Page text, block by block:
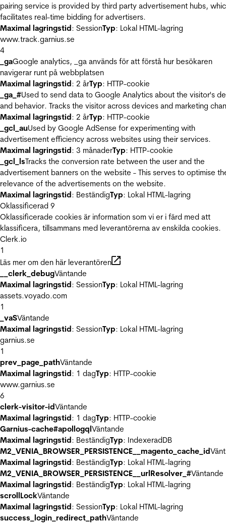
pairing service is provided by third party advertisement hubs,
facilitates real-time bidding for advertisers.
Maximal lagringstid: SessionTyp: Lokal HTML-lagring
www.track.garnius.se
4
_gaGoogle analytics, _ga används för att förstå hur besökaren
navigerar runt på webbplatsen
Maximal lagringstid: 2 årTyp: HTTP-cookie
_ga_#Used to send data to Google Analytics about the visitor's
and behavior. Tracks the visitor across devices and marketing
Maximal lagringstid: 2 årTyp: HTTP-cookie
_gcl_auUsed by Google AdSense for experimenting with
advertisement efficiency across websites using their services.
Maximal lagringstid: 3 månaderTyp: HTTP-cookie
_gcl_lsTracks the conversion rate between the user and the
advertisement banners on the website - This serves to optimise
relevance of the advertisements on the website.
Maximal lagringstid: BeständigTyp: Lokal HTML-lagring
Oklassificerad 9
Oklassificerade cookies är information som vi er i färd med att
klassificera, tillsammans med leverantörerna av enskilda cookies.
Clerk.io
1
Läs mer om den här leverantören
__clerk_debugVäntande
Maximal lagringstid: SessionTyp: Lokal HTML-lagring
assets.voyado.com
1
_vaSVäntande
Maximal lagringstid: SessionTyp: Lokal HTML-lagring
garnius.se
1
prev_page_pathVäntande
Maximal lagringstid: 1 dagTyp: HTTP-cookie
www.garnius.se
6
clerk-visitor-idVäntande
Maximal lagringstid: 1 dagTyp: HTTP-cookie
Garnius-cache#apollogqlVäntande
Maximal lagringstid: BeständigTyp: IndexeradDB
M2_VENIA_BROWSER_PERSISTENCE__magento_cache_id
Maximal lagringstid: BeständigTyp: Lokal HTML-lagring
M2_VENIA_BROWSER_PERSISTENCE__urlResolver_#Väntande
Maximal lagringstid: BeständigTyp: Lokal HTML-lagring
scrollLockVäntande
Maximal lagringstid: SessionTyp: Lokal HTML-lagring
success_login_redirect_pathVäntande